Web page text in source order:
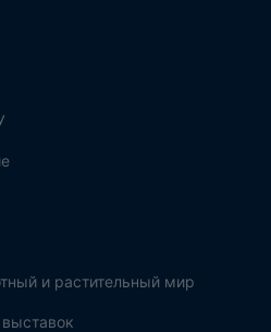
и растительный мир